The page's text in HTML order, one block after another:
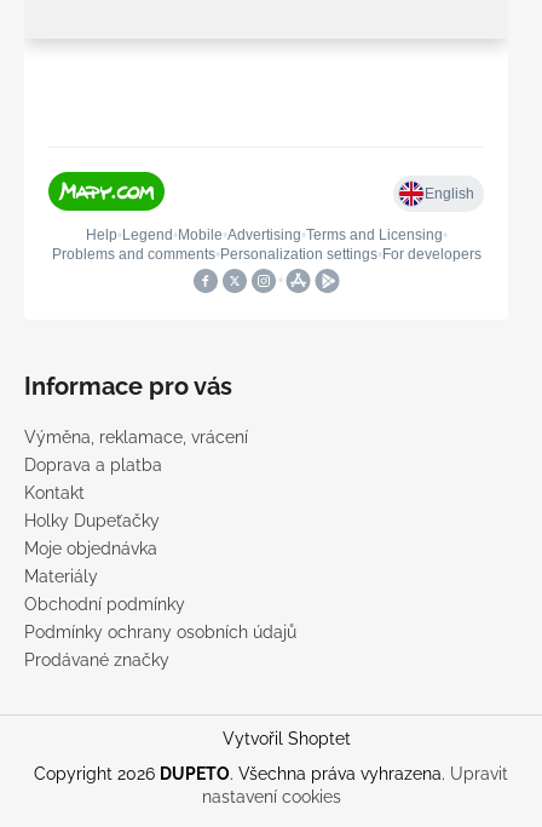
Informace pro vás
Výměna, reklamace, vrácení
Doprava a platba
Kontakt
Holky Dupeťačky
Moje objednávka
Materiály
Obchodní podmínky
Podmínky ochrany osobních údajů
Prodávané značky
Vytvořil Shoptet
Copyright 2026 DUPETO. Všechna práva vyhrazena. Upravit
nastavení cookies